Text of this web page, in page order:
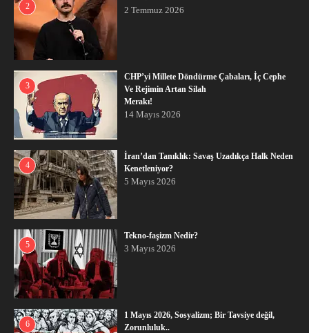
2 2 Temmuz 2026
3
CHP’yi Millete Döndürme Çabaları, İç Cephe
Ve Rejimin Artan Silah
Merakı!
14 Mayıs 2026
4
İran’dan Tanıklık: Savaş Uzadıkça Halk Neden
Kenetleniyor?
5 Mayıs 2026
5
Tekno-faşizm Nedir?
3 Mayıs 2026
6
1 Mayıs 2026, Sosyalizm; Bir Tavsiye değil,
Zorunluluk..